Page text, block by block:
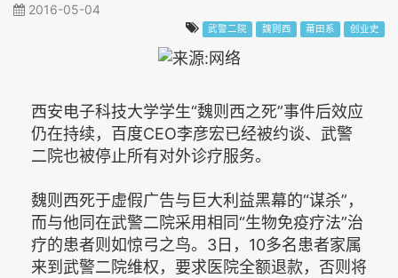
2016-05-04
武警二院 魏则西 莆田系 创业史
西安电子科技大学学生“魏则西之死”事件后效应
仍在持续，百度CEO李彦宏已经被约谈、武警
二院也被停止所有对外诊疗服务。
魏则西死于虚假广告与巨大利益黑幕的“谋杀”，
而与他同在武警二院采用相同“生物免疫疗法”治
疗的患者则如惊弓之鸟。3日，10多名患者家属
来到武警二院维权，要求医院全额退款，否则将